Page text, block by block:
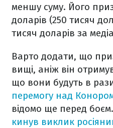
меншу суму. Його
доларів (250 тисяч
тисяч доларів за
Варто додати, що
вищі, аніж він
що вони будуть в
перемогу над
відомо ще перед
кинув виклик